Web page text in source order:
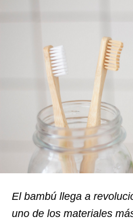
El bambú llega a
uno de los materiales